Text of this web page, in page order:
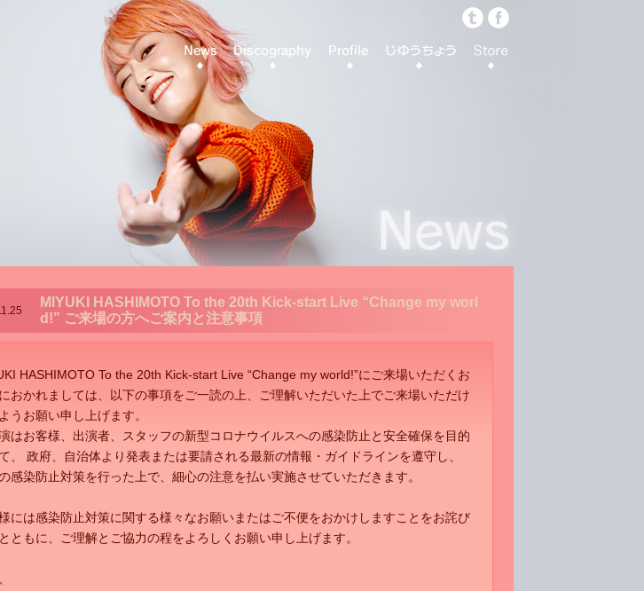
MIYUKI HASHIMOTO To the 20th Kick-start Live “Change my worl
d!” ご来場の方へご案内と注意事項
HASHIMOTO To the 20th Kick-start Live “Change my world!”にご来場いただくお
おかれましては、以下の事項をご一読の上、ご理解いただいた上でご来場いただけ
うお願い申し上げます。
はお客様、出演者、スタッフの新型コロナウイルスへの感染防止と安全確保を目的
、 政府、自治体より発表または要請される最新の情報・ガイドラインを遵守し、
感染防止対策を行った上で、細心の注意を払い実施させていただきます。
には感染防止対策に関する様々なお願いまたはご不便をおかけしますことをお詫び
ともに、ご理解とご協力の程をよろしくお願い申し上げます。